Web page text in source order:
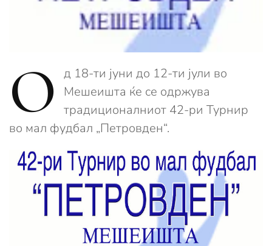
О д 18-ти јуни до 12-ти јули во
Мешеишта ќе се одржува
традиционалниот 42-ри Турнир
во мал фудбал „Петровден“.